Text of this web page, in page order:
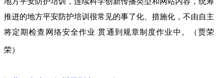
推进的地方平安防护培训很常见的事了化、措施化，不由自主
将定期检查网络安全作业 贯通到规章制度作业中。（贾荣
荣）